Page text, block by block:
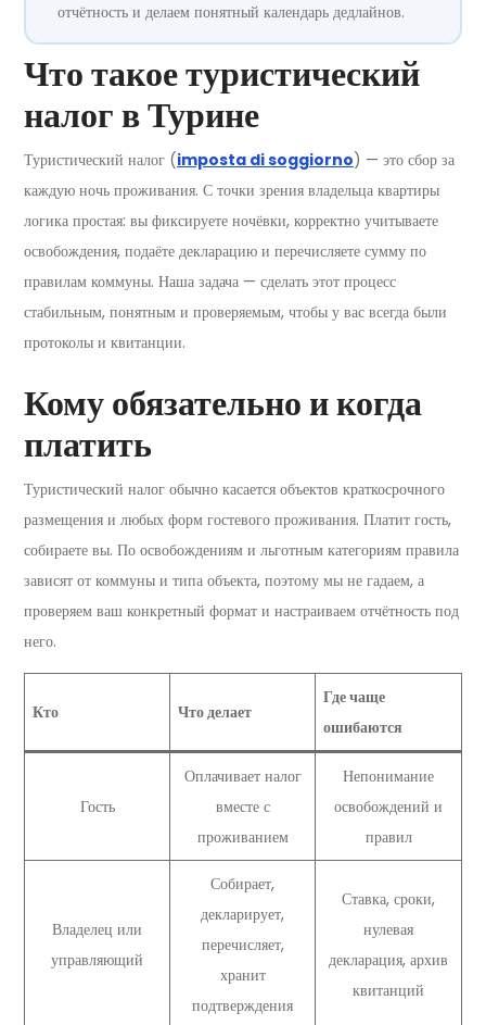
отчётность и делаем понятный календарь дедлайнов.
Что такое туристический
налог в Турине
Туристический налог (imposta di soggiorno) — это сбор за
каждую ночь проживания. С точки зрения владельца квартиры
логика простая: вы фиксируете ночёвки, корректно учитываете
освобождения, подаёте декларацию и перечисляете сумму по
правилам коммуны. Наша задача — сделать этот процесс
стабильным, понятным и проверяемым, чтобы у вас всегда были
протоколы и квитанции.
Кому обязательно и когда
платить
Туристический налог обычно касается объектов краткосрочного
размещения и любых форм гостевого проживания. Платит гость,
собираете вы. По освобождениям и льготным категориям правила
зависят от коммуны и типа объекта, поэтому мы не гадаем, а
проверяем ваш конкретный формат и настраиваем отчётность под
него.
Кто Что делает
Где чаще
ошибаются
Гость
Оплачивает налог
вместе с
проживанием
Непонимание
освобождений и
правил
Владелец или
управляющий
Собирает,
декларирует,
перечисляет,
хранит
подтверждения
Ставка, сроки,
нулевая
декларация, архив
квитанций